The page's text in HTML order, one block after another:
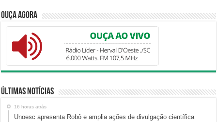
Ouça Agora
Últimas Notícias
16 horas atrás
Unoesc apresenta Robô e amplia ações de divulgação científica